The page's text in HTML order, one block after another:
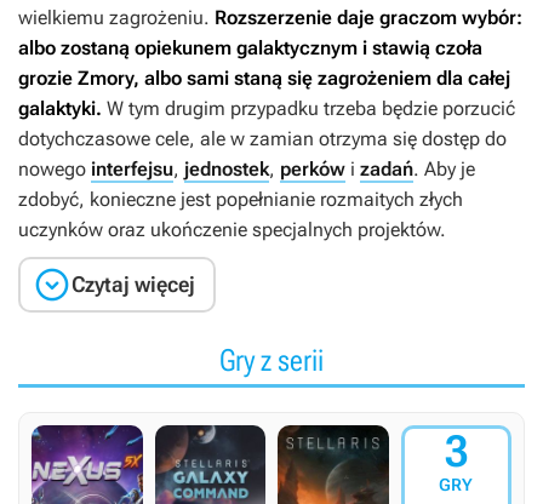
wielkiemu zagrożeniu. Rozszerzenie daje graczom wybór:
albo zostaną opiekunem galaktycznym i stawią czoła
grozie Zmory, albo sami staną się zagrożeniem dla całej
galaktyki. W tym drugim przypadku trzeba będzie porzucić
dotychczasowe cele, ale w zamian otrzyma się dostęp do
nowego interfejsu, jednostek, perków i zadań. Aby je
zdobyć, konieczne jest popełnianie rozmaitych złych
uczynków oraz ukończenie specjalnych projektów.
Czytaj więcej
Gry z serii
3
GRY